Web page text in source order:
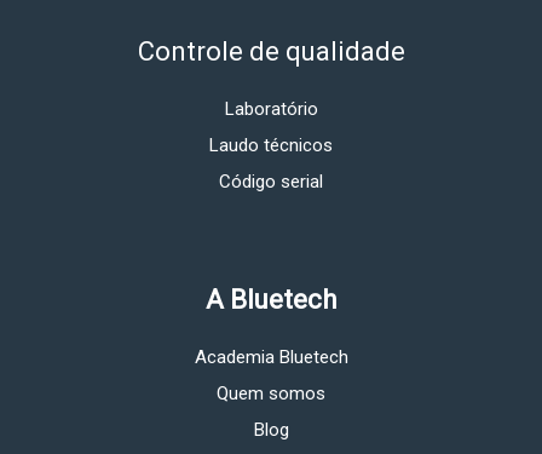
Controle de qualidade
Laboratório
Laudo técnicos
Código serial
A Bluetech
Academia Bluetech
Quem somos
Blog